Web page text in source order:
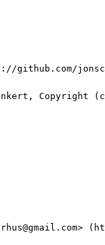
github.com/
Copyright